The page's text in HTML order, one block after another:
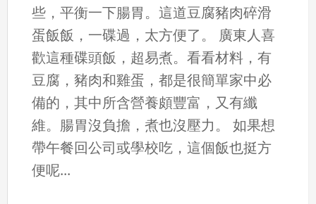
些，平衡一下腸胃。這道豆腐豬肉碎滑
蛋飯飯，一碟過，太方便了。 廣東人喜
歡這種碟頭飯，超易煮。看看材料，有
豆腐，豬肉和雞蛋，都是很簡單家中必
備的，其中所含營養頗豐富，又有纖
維。腸胃沒負擔，煮也沒壓力。 如果想
帶午餐回公司或學校吃，這個飯也挺方
便呢...